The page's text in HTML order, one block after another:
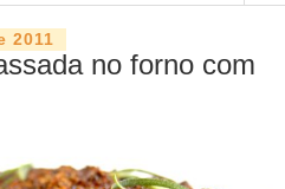
2011
no forno com